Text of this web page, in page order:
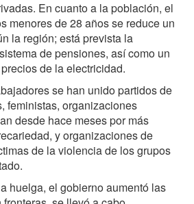
En cuanto a la población, el
menores de 28 años se reduce un
la región; está prevista la
de pensiones, así como un
de la electricidad.
se han unido partidos de
feministas, organizaciones
desde hace meses por más
y organizaciones de
de la violencia de los grupos
huelga, el gobierno aumentó las